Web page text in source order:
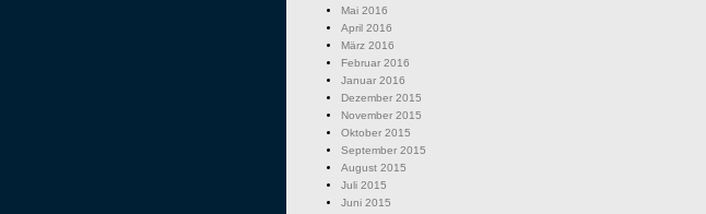
Mai 2016
April 2016
März 2016
Februar 2016
Januar 2016
Dezember 2015
November 2015
Oktober 2015
September 2015
August 2015
Juli 2015
Juni 2015